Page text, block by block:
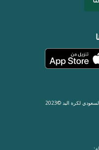
لكرة اليد ©2023